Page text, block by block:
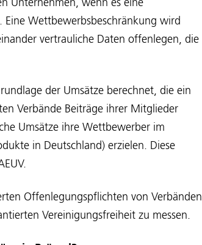
Unternehmen, wenn es eine
Wettbewerbsbeschränkung wird
vertrauliche Daten offenlegen, die
der Umsätze berechnet, die ein
Verbände Beiträge ihrer Mitglieder
Umsätze ihre Wettbewerber im
in Deutschland) erzielen. Diese
Offenlegungspflichten von Verbänden
Vereinigungsfreiheit zu messen.